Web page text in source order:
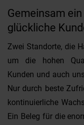
Gemeinsam
glückliche
Zwei Standorte, die
um die hohen
Kunden und auch
Nur durch beste
kontinuierliche
Ein Beleg für die